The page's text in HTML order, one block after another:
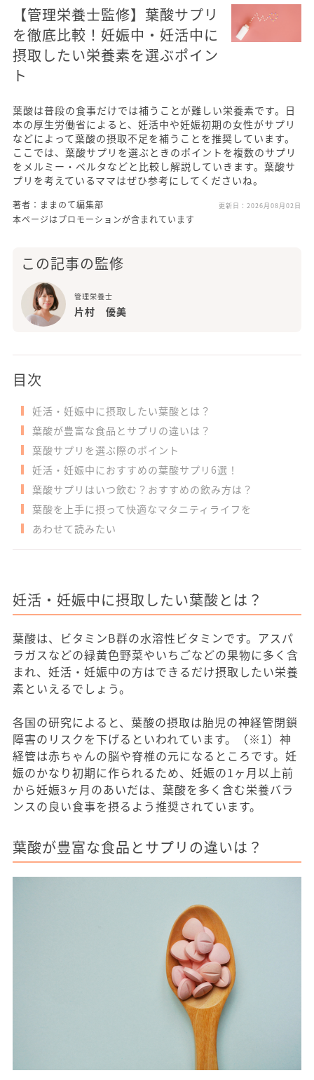
【管理栄養士監修】葉酸サプリ
を徹底比較！妊娠中・妊活中に
摂取したい栄養素を選ぶポイン
ト
葉酸は普段の食事だけでは補うことが難しい栄養素です。日
本の厚生労働省によると、妊活中や妊娠初期の女性がサプリ
などによって葉酸の摂取不足を補うことを推奨しています。
ここでは、葉酸サプリを選ぶときのポイントを複数のサプリ
をメルミー・ベルタなどと比較し解説していきます。葉酸サ
プリを考えているママはぜひ参考にしてくださいね。
著者：ままのて編集部 更新日： 2026月08月02日
本ページはプロモーションが含まれています
この記事の監修
管理栄養士
片村 優美
目次
妊活・妊娠中に摂取したい葉酸とは？
葉酸が豊富な食品とサプリの違いは？
葉酸サプリを選ぶ際のポイント
妊活・妊娠中におすすめの葉酸サプリ6選！
葉酸サプリはいつ飲む？おすすめの飲み方は？
葉酸を上手に摂って快適なマタニティライフを
あわせて読みたい
妊活・妊娠中に摂取したい葉酸とは？
葉酸は、ビタミンB群の水溶性ビタミンです。アスパ
ラガスなどの緑黄色野菜やいちごなどの果物に多く含
まれ、妊活・妊娠中の方はできるだけ摂取したい栄養
素といえるでしょう。
各国の研究によると、葉酸の摂取は胎児の神経管閉鎖
障害のリスクを下げるといわれています。（※1）神
経管は赤ちゃんの脳や脊椎の元になるところです。妊
娠のかなり初期に作られるため、妊娠の1ヶ月以上前
から妊娠3ヶ月のあいだは、葉酸を多く含む栄養バラ
ンスの良い食事を摂るよう推奨されています。
葉酸が豊富な食品とサプリの違いは？